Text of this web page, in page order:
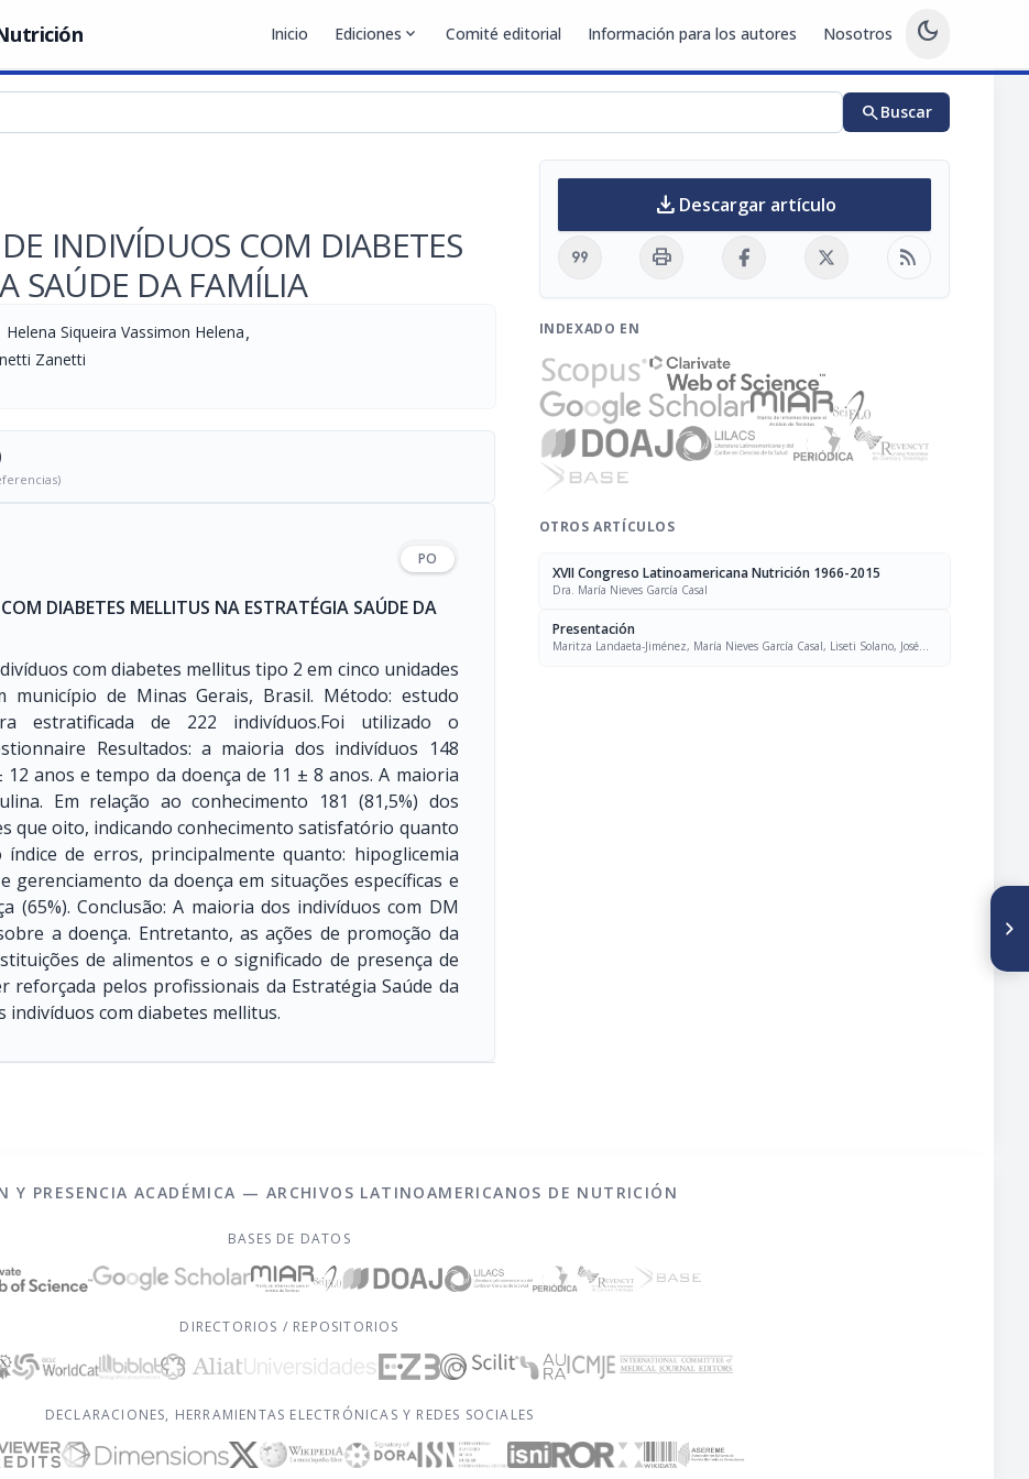
Inicio Ediciones expand_more Comité editorial Información para los autores Nosotros dark_mode
searchBuscar
INDIVÍDUOS COM DIABETES
SAÚDE DA FAMÍLIA
Helena Siqueira Vassimon Helena,
Zanetti
PO
DIABETES MELLITUS NA ESTRATÉGIA SAÚDE DA
com diabetes mellitus tipo 2 em cinco unidades
município de Minas Gerais, Brasil. Método: estudo
estratificada de 222 indivíduos.Foi utilizado o
Resultados: a maioria dos indivíduos 148
anos e tempo da doença de 11 ± 8 anos. A maioria
Em relação ao conhecimento 181 (81,5%) dos
que oito, indicando conhecimento satisfatório quanto
de erros, principalmente quanto: hipoglicemia
gerenciamento da doença em situações específicas e
(65%). Conclusão: A maioria dos indivíduos com DM
a doença. Entretanto, as ações de promoção da
de alimentos e o significado de presença de
reforçada pelos profissionais da Estratégia Saúde da
indivíduos com diabetes mellitus.
download Descargar artículo
format_quote print rss_feed
INDEXADO EN
OTROS ARTÍCULOS
XVII Congreso Latinoamericana Nutrición 1966-2015
Dra. María Nieves García Casal
Presentación
Maritza Landaeta-Jiménez, María Nieves García Casal, Liseti Solano, José
Y PRESENCIA ACADÉMICA — ARCHIVOS LATINOAMERICANOS DE NUTRICIÓN
BASES DE DATOS
DIRECTORIOS / REPOSITORIOS
DECLARACIONES, HERRAMIENTAS ELECTRÓNICAS Y REDES SOCIALES